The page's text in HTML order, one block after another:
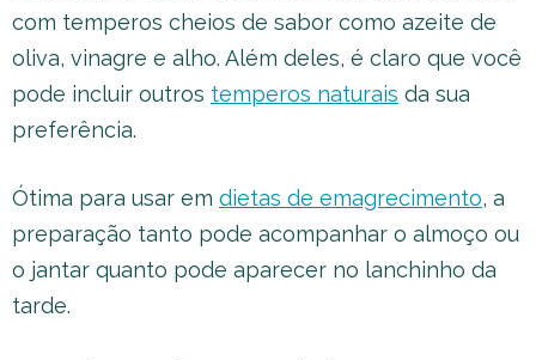
com temperos cheios de sabor como azeite de
oliva, vinagre e alho. Além deles, é claro que você
pode incluir outros temperos naturais da sua
preferência.
Ótima para usar em dietas de emagrecimento, a
preparação tanto pode acompanhar o almoço ou
o jantar quanto pode aparecer no lanchinho da
tarde.